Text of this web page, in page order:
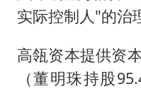
实际控制人"的治
高瓴资本提供资
（董明珠持股